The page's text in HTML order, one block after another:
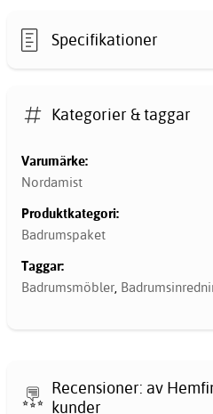
Specifikationer
Kategorier & taggar
Varumärke:
Nordamist
Produktkategori:
Badrumspaket
Taggar:
Badrumsmöbler
Recensioner: av
kunder